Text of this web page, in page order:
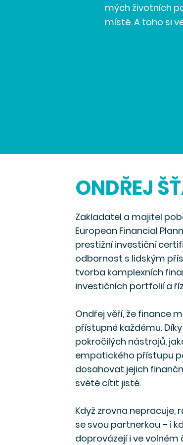
mých životních
místě. A toho si
ONDŘEJ
Zakladatel a majitel
European Financial
prestižní investiční
odbornost s lidským
tvorba komplexních
investičních portfolií a
Ondřej věří, že finance
přístupné každému.
pokročilých nástrojů,
empatického přístupu
dosahovat jejich
světě cítit jistě.
Když zrovna nepracuje,
se svou partnerkou – i
doprovázejí i ve volném